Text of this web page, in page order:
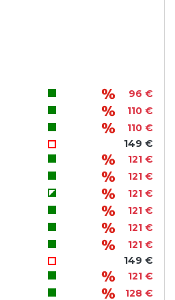
96 €
110 €
110 €
149 €
121 €
121 €
121 €
121 €
121 €
121 €
149 €
121 €
128 €